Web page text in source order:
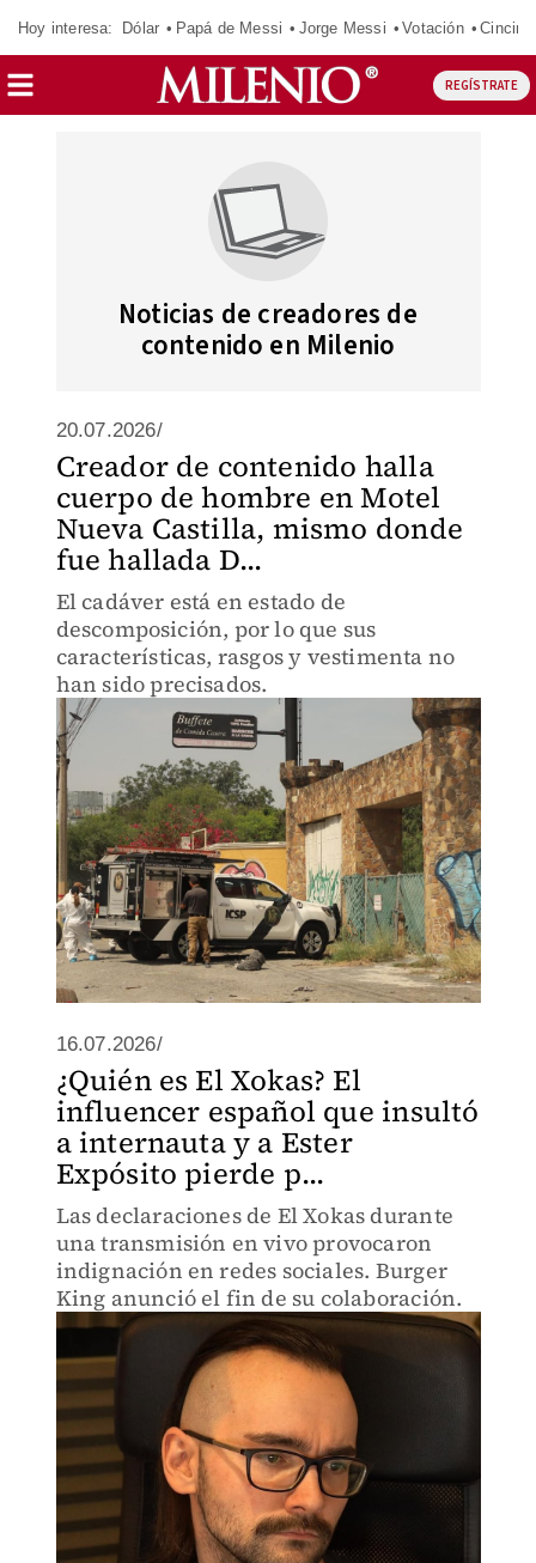
Hoy interesa: Dólar Papá de Messi Jorge Messi Votación
REGÍSTRATE
Noticias de creadores de
contenido en Milenio
20.07.2026/
Creador de contenido halla
cuerpo de hombre en Motel
Nueva Castilla, mismo donde
fue hallada D...
El cadáver está en estado de
descomposición, por lo que sus
características, rasgos y vestimenta no
han sido precisados.
16.07.2026/
¿Quién es El Xokas? El
influencer español que insultó
a internauta y a Ester
Expósito pierde p...
Las declaraciones de El Xokas durante
una transmisión en vivo provocaron
indignación en redes sociales. Burger
King anunció el fin de su colaboración.